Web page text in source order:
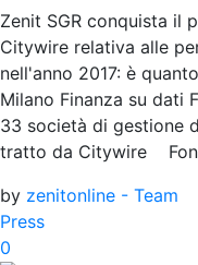
Zenit SGR conquista il
Citywire relativa alle
nell'anno 2017: è
Milano Finanza su dati
33 società di gestione
tratto da Citywire
by zenitonline - Team
Press
0